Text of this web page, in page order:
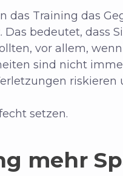
das Training das
bedeutet, dass
vor allem,
sind nicht
riskieren
setzen.
mehr